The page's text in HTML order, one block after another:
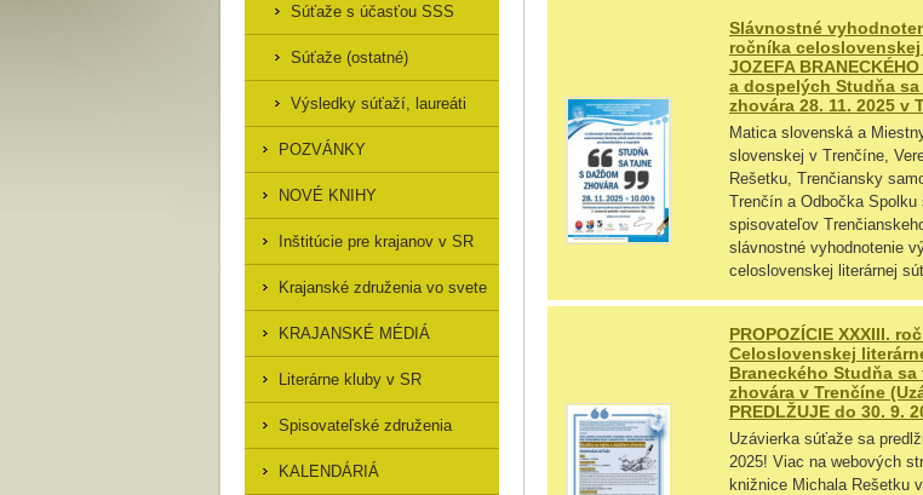
Slávnostné
ročníka
JOZEFA
a dospelých Studňa
zhovára 28. 11. 2025 v
Matica slovenská a
slovenskej v Trenčíne,
Rešetku, Trenčiansky
Trenčín a Odbočka
spisovateľov
slávnostné vyhodnotenie
celoslovenskej literárnej
PROPOZÍCIE XXXIII.
Celoslovenskej
Braneckého Studňa
zhovára v Trenčíne
PREDLŽUJE do 30. 9.
Uzávierka súťaže sa
2025! Viac na webových
knižnice Michala Rešetku
Súťaže s účasťou SSS
Súťaže (ostatné)
Výsledky súťaží, laureáti
POZVÁNKY
NOVÉ KNIHY
Inštitúcie pre krajanov v SR
Krajanské združenia vo svete
KRAJANSKÉ MÉDIÁ
Literárne kluby v SR
Spisovateľské združenia
KALENDÁRIÁ